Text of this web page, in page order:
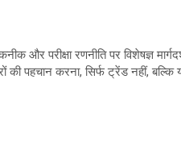
और परीक्षा रणनीति पर विशेषज्ञ
पहचान करना, सिर्फ ट्रेंड नहीं, बल्कि